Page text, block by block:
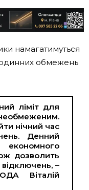
намагатимуться
обмежень
ліміт для
необмеженим.
нічний час
Денний
економного
дозволить
–
Віталій